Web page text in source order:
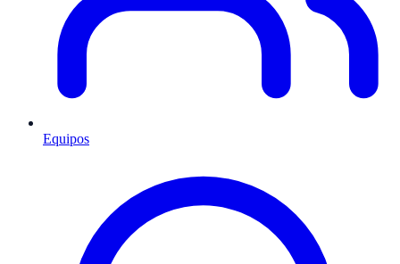
Equipos